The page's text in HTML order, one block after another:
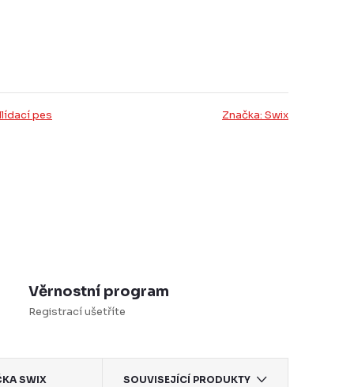
pes Značka: Swix
Věrnostní program
Registrací ušetříte
SWIX SOUVISEJÍCÍ PRODUKTY